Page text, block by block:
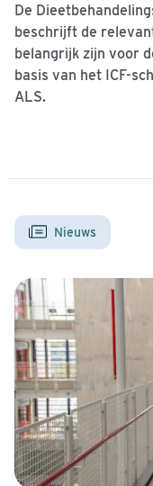
De
beschrijft de
belangrijk zijn voor
basis van het ICF-
ALS.
Nieuws